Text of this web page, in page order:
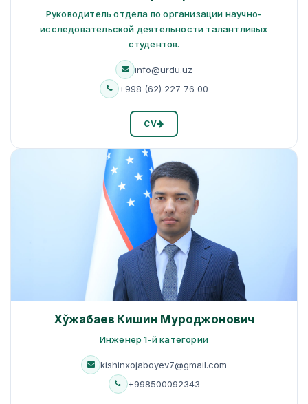
Руководитель отдела по организации научно-
исследовательской деятельности талантливых
студентов.
info@urdu.uz
+998 (62) 227 76 00
CV
Хўжабаев Кишин Муроджонович
Инженер 1-й категории
kishinxojaboyev7@gmail.com
+998500092343